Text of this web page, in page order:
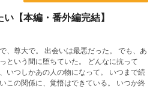
【本編・番外編完結】
尊大で。 出会いは最悪だった。 でも、あ
という間に堕ちていた。 どんなに抗って
しかあの人の物になって。 いつまで続
の関係に、覚悟はできている。 いつか終